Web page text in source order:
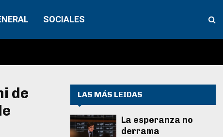
SOCIALES
de
LAS MÁS LEIDAS
La esperanza no
derrama